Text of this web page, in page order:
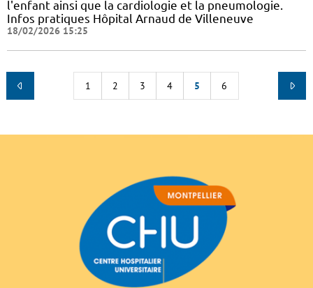
l'enfant ainsi que la cardiologie et la pneumologie.
Infos pratiques Hôpital Arnaud de Villeneuve
18/02/2026 15:25
1 2 3 4 5 6